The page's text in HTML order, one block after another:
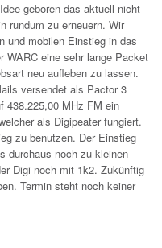
geboren das aktuell nicht
rundum zu erneuern. Wir
und mobilen Einstieg in das
WARC eine sehr lange Packet
neu aufleben zu lassen.
versendet als Pactor 3
438.225,00 MHz FM ein
als Digipeater fungiert.
zu benutzen. Der Einstieg
durchaus noch zu kleinen
Digi noch mit 1k2. Zukünftig
Termin steht noch keiner